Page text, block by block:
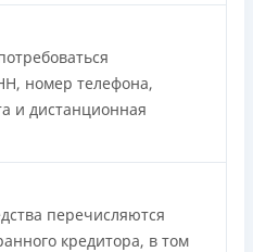
номер телефона,
и дистанционная
перечисляются
кредитора, в том